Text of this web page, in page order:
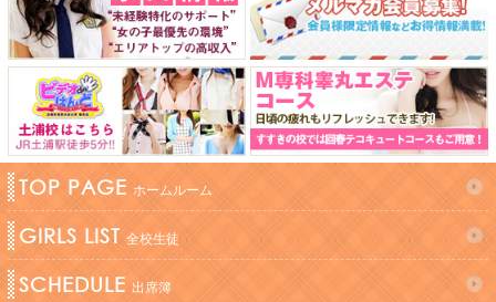
TOP PAGE ホームルーム
GIRLS LIST 全校生徒
SCHEDULE 出席簿